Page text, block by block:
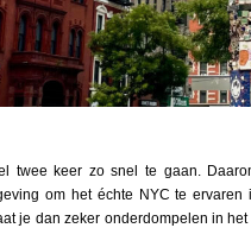
twee keer zo snel te gaan.
om het échte NYC te ervaren
je dan zeker onderdompelen in